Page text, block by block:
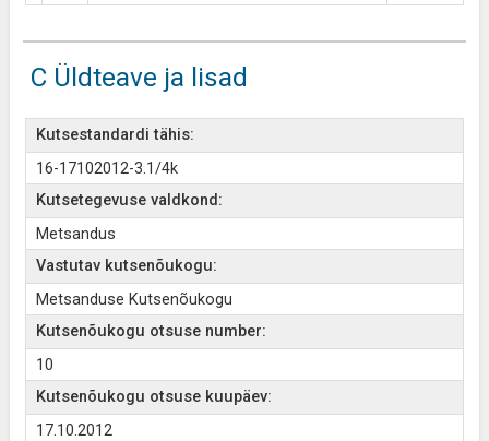
C Üldteave ja lisad
Kutsestandardi tähis:
16-17102012-3.1/4k
Kutsetegevuse valdkond:
Metsandus
Vastutav kutsenõukogu:
Metsanduse Kutsenõukogu
Kutsenõukogu otsuse number:
10
Kutsenõukogu otsuse kuupäev:
17.10.2012